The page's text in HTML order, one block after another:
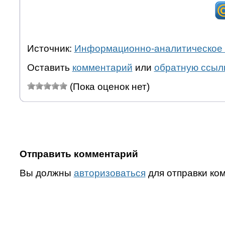
Источник: Информационно-аналитическое
Оставить комментарий или обратную
(Пока оценок нет)
Отправить комментарий
Вы должны авторизоваться для отправки